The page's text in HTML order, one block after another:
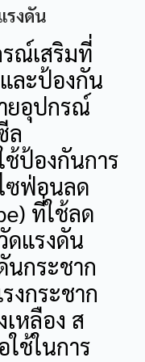
รงดัน
ณ์เสริมที่
ละป้องกัน
ยอุปกรณ์
ล
ช้ป้องกันการ
ซฟ่อนลด
ที่ใช้ลด
แรงดัน
นกระชาก
งกระชาก
หลือง ส
ช้ในการ